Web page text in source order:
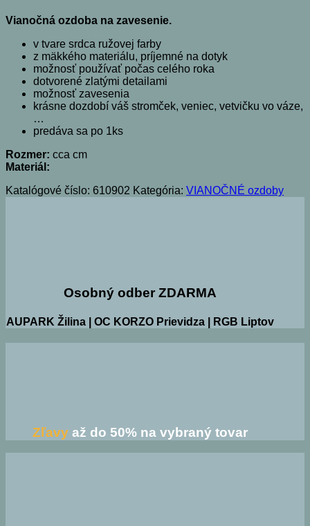
Vianočná ozdoba na zavesenie.
v tvare srdca ružovej farby
z mäkkého materiálu, príjemné na dotyk
možnosť používať počas celého roka
dotvorené zlatými detailami
možnosť zavesenia
krásne dozdobí váš stromček, veniec, vetvičku vo váze,
…
predáva sa po 1ks
Rozmer: cca cm
Materiál:
Katalógové číslo: 610902 Kategória: VIANOČNÉ ozdoby
Osobný odber ZDARMA
AUPARK Žilina | OC KORZO Prievidza | RGB Liptov
Zľavyaž do 50% na vybraný tovar